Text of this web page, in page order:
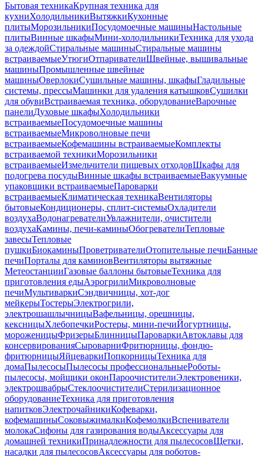
Бытовая техникаКрупная техника для
кухниХолодильникиВытяжкиКухонные
плитыМорозильникиПосудомоечные машиныНастольные
плитыВинные шкафыМини-холодильникиТехника для ухода
за одеждойСтиральные машиныСтиральные машины
встраиваемыеУтюгиОтпаривателиШвейные, вышивальные
машиныПромышленные швейные
машиныОверлокиСушильные машины, шкафыГладильные
системы, прессыМашинки для удаления катышковСушилки
для обувиВстраиваемая техника, оборудованиеВарочные
панелиДуховые шкафыХолодильники
встраиваемыеПосудомоечные машины
встраиваемыеМикроволновые печи
встраиваемыеКофемашины встраиваемыеКомплекты
встраиваемой техникиМорозильники
встраиваемыеИзмельчители пищевых отходовШкафы для
подогрева посудыВинные шкафы встраиваемыеВакуумные
упаковщики встраиваемыеПароварки
встраиваемыеКлиматическая техникаВентиляторы
бытовыеКондиционеры, сплит-системыОхладители
воздухаВодонагревателиУвлажнители, очистители
воздухаКамины, печи-каминыОбогревателиТепловые
завесыТепловые
пушкиБиокаминыПроветривателиОтопительные печиБанные
печиПорталы для каминовВентиляторы вытяжные
МетеостанцииГазовые баллоны бытовыеТехника для
приготовления едыАэрогрилиМикроволновые
печиМультиваркиСэндвичницы, хот-дог
мейкерыТостерыЭлектрогрили,
электрошашлычницыВафельницы, орешницы,
кексницыХлебопечкиРостеры, мини-печиЙогуртницы,
мороженицыФризерыБлинницыПароваркиАвтоклавы для
консервированияСыроварниФритюрницы, фондю-
фритюрницыЯйцеваркиПопкорницыТехника для
домаПылесосыПылесосы профессиональныеРоботы-
пылесосы, мойщики оконПароочистителиЭлектровеники,
электрошвабрыСтеклоочистителиСтерилизационное
оборудованиеТехника для приготовления
напитковЭлектрочайникиКофеварки,
кофемашиныСоковыжималкиКофемолкиВспениватели
молокаСифоны для газирования водыАксессуары для
домашней техникиПринадлежности для пылесосовЩетки,
насадки для пылесосовАксессуары для роботов-